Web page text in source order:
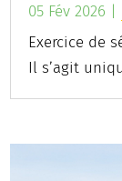
05 Fév 2026 |
Exercice de
Il s’agit